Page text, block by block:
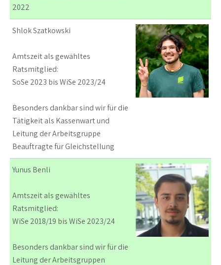
2022
Shlok Szatkowski
Amtszeit als gewähltes
Ratsmitglied:
SoSe 2023 bis WiSe 2023/24
Besonders dankbar sind wir für die
Tätigkeit als Kassenwart und
Leitung der Arbeitsgruppe
Beauftragte für Gleichstellung
Yunus Benli
Amtszeit als gewähltes
Ratsmitglied:
WiSe 2018/19 bis WiSe 2023/24
Besonders dankbar sind wir für die
Leitung der Arbeitsgruppen